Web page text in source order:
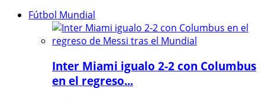
Fútbol Mundial
Inter Miami igualo 2-2 con Columbus
en el regreso...